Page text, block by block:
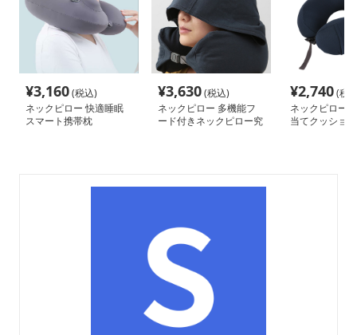
¥3,160(税込)
ネックピロー 快適睡眠
スマート携帯枕
¥3,630(税込)
ネックピロー 多機能フ
ード付きネックピロー究
¥2,740(税
ネックピロー
当てクッショ